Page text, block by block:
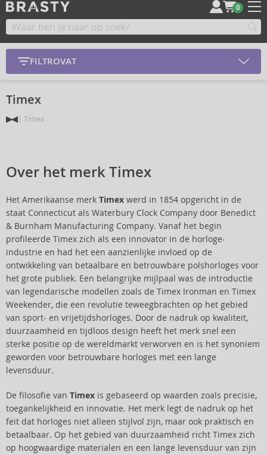
0
FILTROVAT
Timex
Timex
Over het merk Timex
Het Amerikaanse merk Timex werd in 1854 opgericht in de
staat Connecticut als Waterbury Clock Company door Benedict
& Burnham Manufacturing Company. Vanaf het begin
profileerde Timex zich als een innovator in de horloge-
industrie en had het een aanzienlijke invloed op de
ontwikkeling van betaalbare en betrouwbare polshorloges voor
het grote publiek. Een belangrijke mijlpaal was de introductie
van legendarische modellen zoals de Timex Ironman en Timex
Weekender, die een revolutie teweegbrachten op het gebied
van sport- en vrijetijdshorloges. Door de nadruk op kwaliteit,
duurzaamheid en tijdloos design heeft het merk snel een
sterke positie op de wereldmarkt verworven en is het synoniem
geworden voor betrouwbare horloges met een lange
levensduur.
De filosofie van Timex is gebaseerd op waarden zoals precisie,
toegankelijkheid en innovatie. Het merk legt de nadruk op het
feit dat horloges niet alleen stijlvol zijn, maar ook praktisch en
betaalbaar. Op het gebied van duurzaamheid richt Timex zich
op hoogwaardige materialen en een lange levensduur van zijn